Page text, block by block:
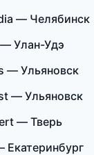
— Челябинск
Улан-Удэ
— Ульяновск
— Ульяновск
— Тверь
Екатеринбург